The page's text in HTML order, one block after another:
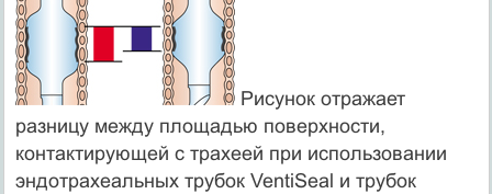
Рисунок отражает
разницу между площадью поверхности,
контактирующей с трахеей при использовании
эндотрахеальных трубок VentiSeal и трубок